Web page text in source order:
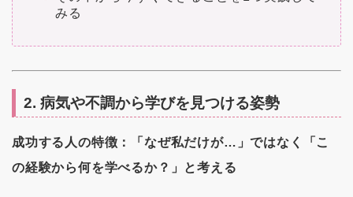
みる
2. 病気や不調から学びを見つける姿勢
成功する人の特徴：「なぜ私だけが…」ではなく「こ
の経験から何を学べるか？」と考える